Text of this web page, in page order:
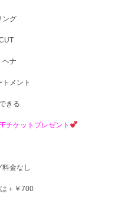
ング
ヘナ
メント
きる
チケットプレゼント
金なし
＋￥700